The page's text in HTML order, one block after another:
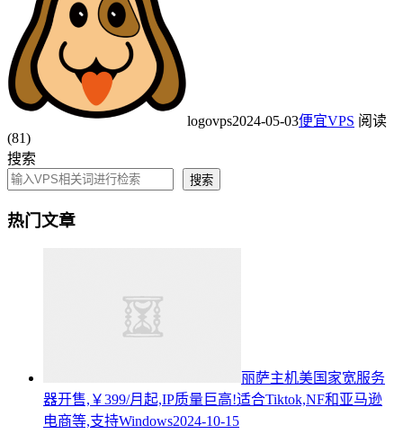
logovps2024-05-03便宜VPS 阅读
(81)
搜索
搜索
热门文章
丽萨主机美国家宽服务
器开售,￥399/月起,IP质量巨高!适合Tiktok,NF和亚马逊
电商等,支持Windows2024-10-15